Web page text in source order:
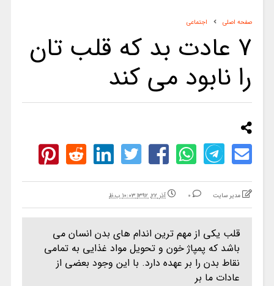
صفحه اصلی اجتماعی
7 عادت بد که قلب تان
را نابود می کند
مدیر سایت 0 آذر ۲۲, ۱۳۹۲ ۱۰:۰۳ ب.ظ
قلب یکی از مهم ترین اندام های بدن انسان می
باشد که پمپاژ خون و تحویل مواد غذایی به تمامی
نقاط بدن را بر عهده دارد. با این وجود بعضی از
عادات ما بر